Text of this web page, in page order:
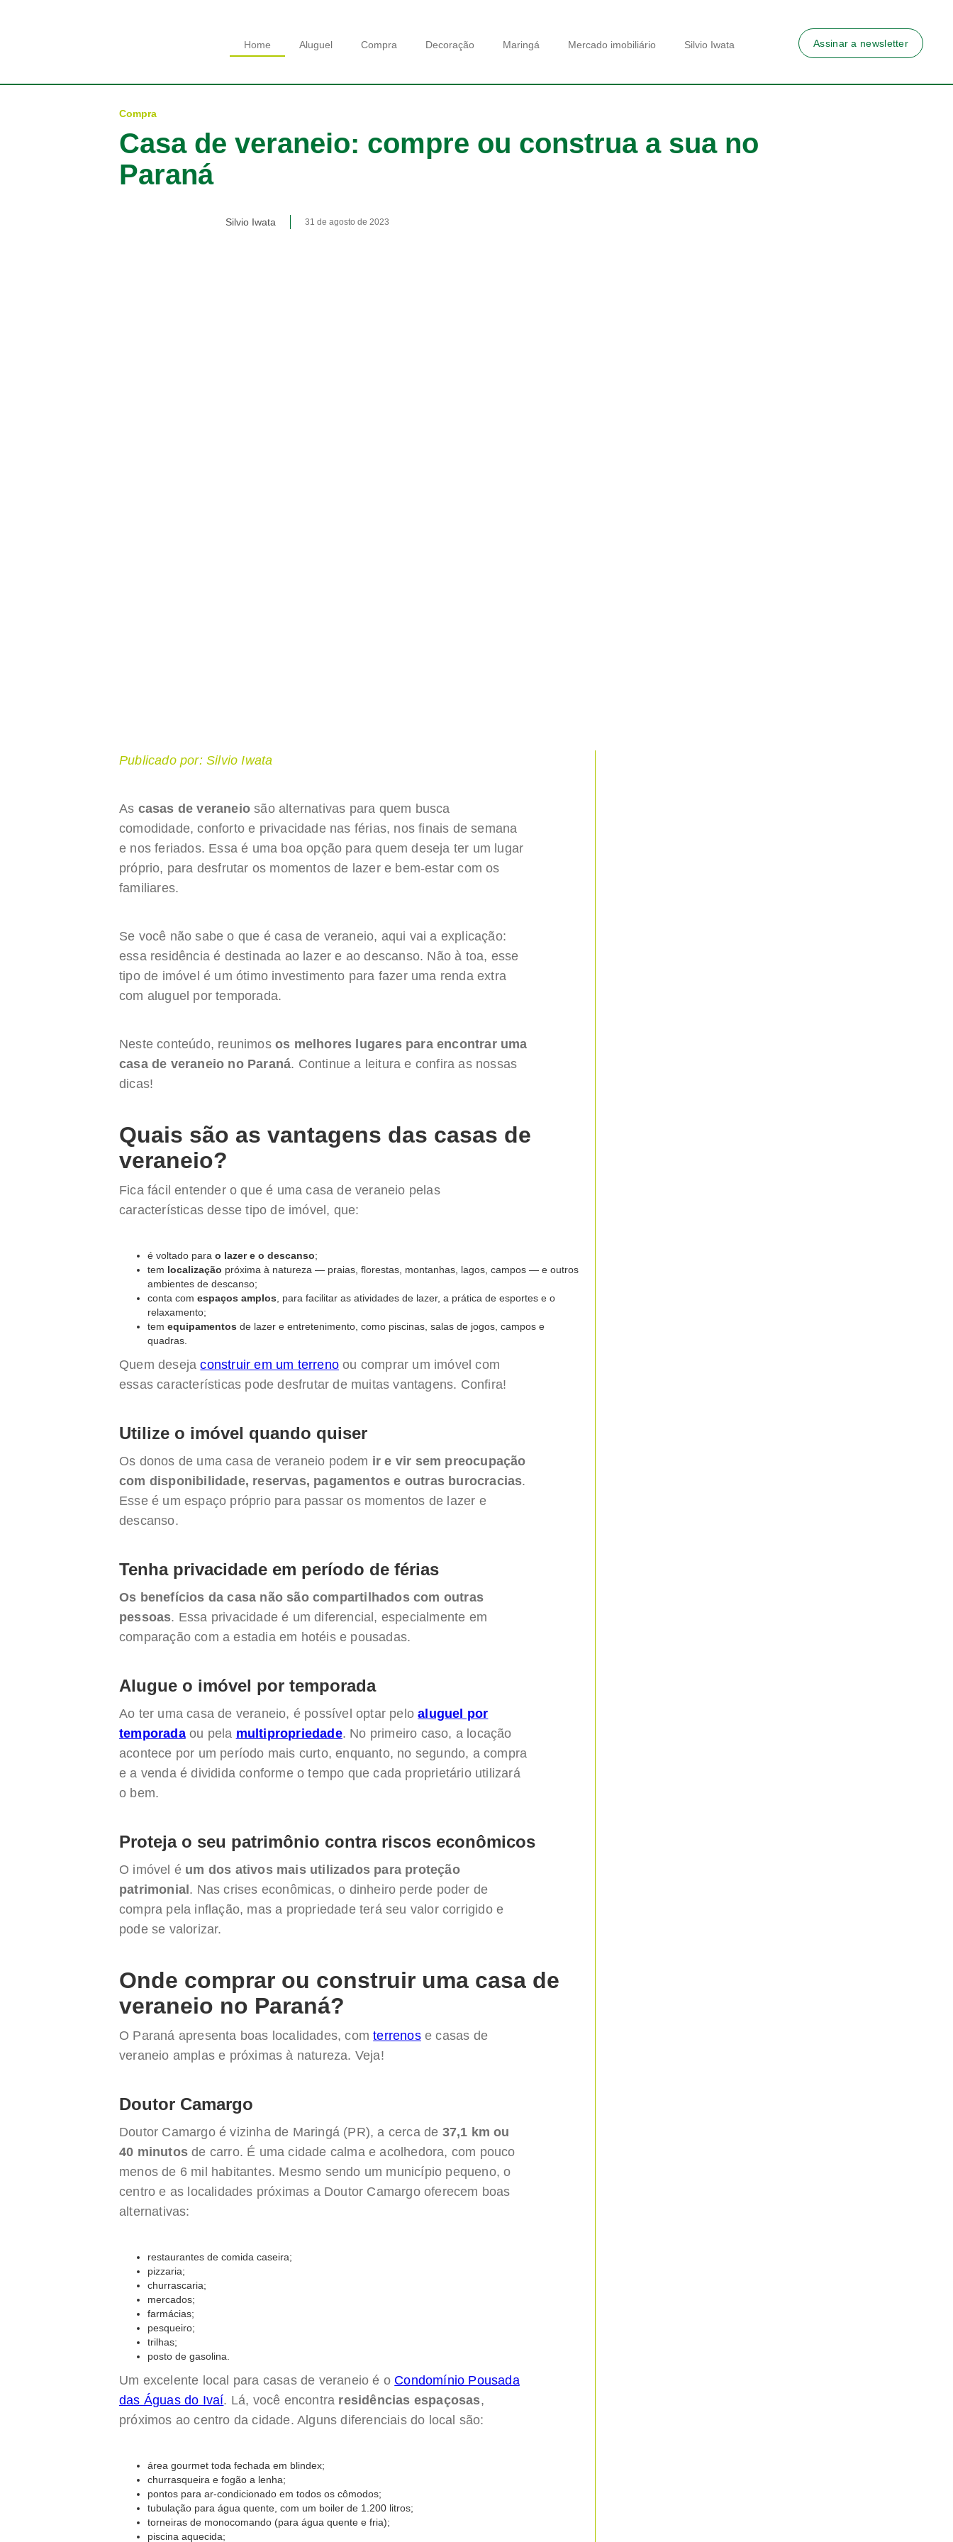
Home Aluguel Compra Decoração Maringá Mercado imobiliário Silvio Iwata Assinar a newsletter
Compra
Casa de veraneio: compre ou construa a sua no
Paraná
Silvio Iwata 31 de agosto de 2023
Publicado por: Silvio Iwata
As casas de veraneio são alternativas para quem busca
comodidade, conforto e privacidade nas férias, nos finais de semana
e nos feriados. Essa é uma boa opção para quem deseja ter um lugar
próprio, para desfrutar os momentos de lazer e bem-estar com os
familiares.
Se você não sabe o que é casa de veraneio, aqui vai a explicação:
essa residência é destinada ao lazer e ao descanso. Não à toa, esse
tipo de imóvel é um ótimo investimento para fazer uma renda extra
com aluguel por temporada.
Neste conteúdo, reunimos os melhores lugares para encontrar uma
casa de veraneio no Paraná. Continue a leitura e confira as nossas
dicas!
Quais são as vantagens das casas de
veraneio?
Fica fácil entender o que é uma casa de veraneio pelas
características desse tipo de imóvel, que:
é voltado para o lazer e o descanso;
tem localização próxima à natureza — praias, florestas, montanhas, lagos, campos — e outros
ambientes de descanso;
conta com espaços amplos , para facilitar as atividades de lazer, a prática de esportes e o
relaxamento;
tem equipamentos de lazer e entretenimento, como piscinas, salas de jogos, campos e
quadras.
Quem desejaconstruir em um terreno ou comprar um imóvel com
essas características pode desfrutar de muitas vantagens. Confira!
Utilize o imóvel quando quiser
Os donos de uma casa de veraneio podem ir e vir sem preocupação
com disponibilidade, reservas, pagamentos e outras burocracias.
Esse é um espaço próprio para passar os momentos de lazer e
descanso.
Tenha privacidade em período de férias
Os benefícios da casa não são compartilhados com outras
pessoas. Essa privacidade é um diferencial, especialmente em
comparação com a estadia em hotéis e pousadas.
Alugue o imóvel por temporada
Ao ter uma casa de veraneio, é possível optar pelo aluguel por
temporadaou pela multipropriedade. No primeiro caso, a locação
acontece por um período mais curto, enquanto, no segundo, a compra
e a venda é dividida conforme o tempo que cada proprietário utilizará
o bem.
Proteja o seu patrimônio contra riscos econômicos
O imóvel é um dos ativos mais utilizados para proteção
patrimonial . Nas crises econômicas, o dinheiro perde poder de
compra pela inflação, mas a propriedade terá seu valor corrigido e
pode se valorizar.
Onde comprar ou construir uma casa de
veraneio no Paraná?
O Paraná apresenta boas localidades, comterrenose casas de
veraneio amplas e próximas à natureza. Veja!
Doutor Camargo
Doutor Camargo é vizinha de Maringá (PR), a cerca de 37,1 km ou
40 minutos de carro. É uma cidade calma e acolhedora, com pouco
menos de 6 mil habitantes. Mesmo sendo um município pequeno, o
centro e as localidades próximas a Doutor Camargo oferecem boas
alternativas:
restaurantes de comida caseira;
pizzaria;
churrascaria;
mercados;
farmácias;
pesqueiro;
trilhas;
posto de gasolina.
Um excelente local para casas de veraneio é o Condomínio Pousada
das Águas do Ivaí. Lá, você encontra residências espaçosas,
próximos ao centro da cidade. Alguns diferenciais do local são:
área gourmet toda fechada em blindex;
churrasqueira e fogão a lenha;
pontos para ar-condicionado em todos os cômodos;
tubulação para água quente, com um boiler de 1.200 litros;
torneiras de monocomando (para água quente e fria);
piscina aquecida;